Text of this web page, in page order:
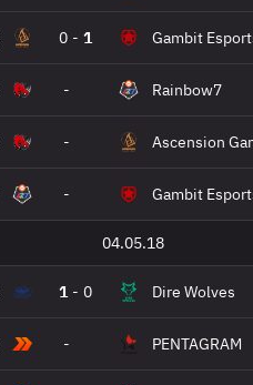
0 - 1 Gambit
- Rainbow7
- Ascension
- Gambit
04.05.18
1 - 0 Dire Wolves
- PENTAGRAM